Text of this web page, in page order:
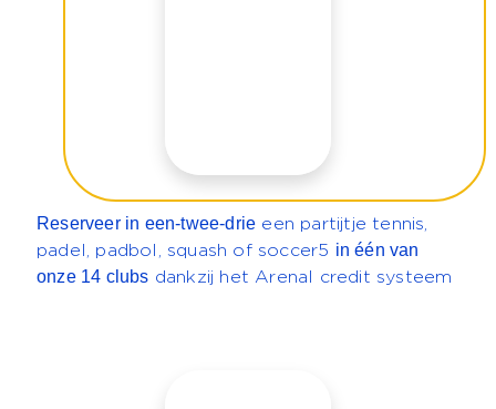
Reserveer in een-twee-drie een partijtje tennis,
padel, padbol, squash of soccer5 in één van
onze 14 clubs dankzij het Arenal credit systeem